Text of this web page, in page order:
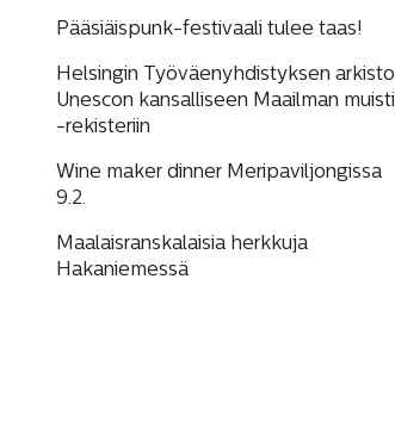
Pääsiäispunk-festivaali tulee taas!
Helsingin Työväenyhdistyksen arkisto
Unescon kansalliseen Maailman muisti
-rekisteriin
Wine maker dinner Meripaviljongissa
9.2.
Maalaisranskalaisia herkkuja
Hakaniemessä